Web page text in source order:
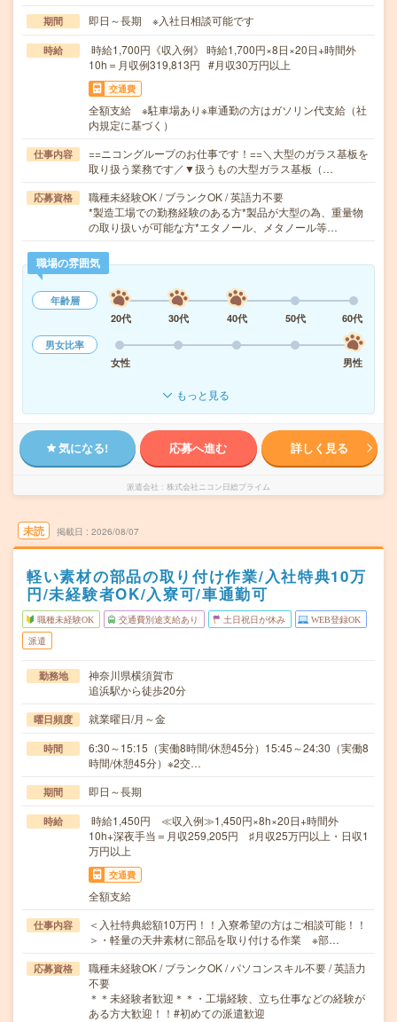
期間 即日～長期 ※入社日相談可能です
時給
時給1,700円《収入例》 時給1,700円×8日×20日+時間外
10h＝月収例319,813円 #月収30万円以上
交通費
全額支給 ※駐車場あり※車通勤の方はガソリン代支給（社
内規定に基づく）
仕事内容
==ニコングループのお仕事です！==＼大型のガラス基板を
取り扱う業務です／▼扱うもの大型ガラス基板（…
応募資格
職種未経験OK / ブランクOK / 英語力不要
*製造工場での勤務経験のある方*製品が大型の為、重量物
の取り扱いが可能な方*エタノール、メタノール等…
職場の雰囲気
年齢層
20代
30代 40代 50代
60代
男女比率
女性
男性
もっと見る
気になる! 応募へ進む 詳しく見る
派遣会社 株式会社ニコン日総プライム
未読 掲載日 2026/08/07
軽い素材の部品の取り付け作業/入社特典10万
円/未経験者OK/入寮可/車通勤可
職種未経験OK 交通費別途支給あり 土日祝日が休み WEB登録OK
派遣
勤務地
神奈川県横須賀市
追浜駅から徒歩20分
曜日頻度 就業曜日/月～金
時間
6:30～15:15（実働8時間/休憩45分）15:45～24:30（実働8
時間/休憩45分）※2交…
期間 即日～長期
時給
時給1,450円 ≪収入例≫1,450円×8h×20日+時間外
10h+深夜手当＝月収259,205円 ♯月収25万円以上・日収1
万円以上
交通費
全額支給
仕事内容
＜入社特典総額10万円！！入寮希望の方はご相談可能！！
＞・軽量の天井素材に部品を取り付ける作業 ※部…
応募資格
職種未経験OK / ブランクOK / パソコンスキル不要 / 英語力
不要
＊＊未経験者歓迎＊＊・工場経験、立ち仕事などの経験が
ある方大歓迎！！#初めての派遣歓迎